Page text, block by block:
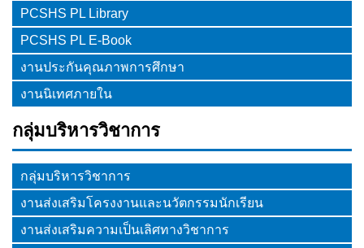
PCSHS PL Library
PCSHS PL E-Book
งานประกันคุณภาพการศึกษา
งานนิเทศภายใน
กลุ่มบริหารวิชาการ
กลุ่มบริหารวิชาการ
งานส่งเสริมโครงงานและนวัตกรรมนักเรียน
งานส่งเสริมความเป็นเลิศทางวิชาการ